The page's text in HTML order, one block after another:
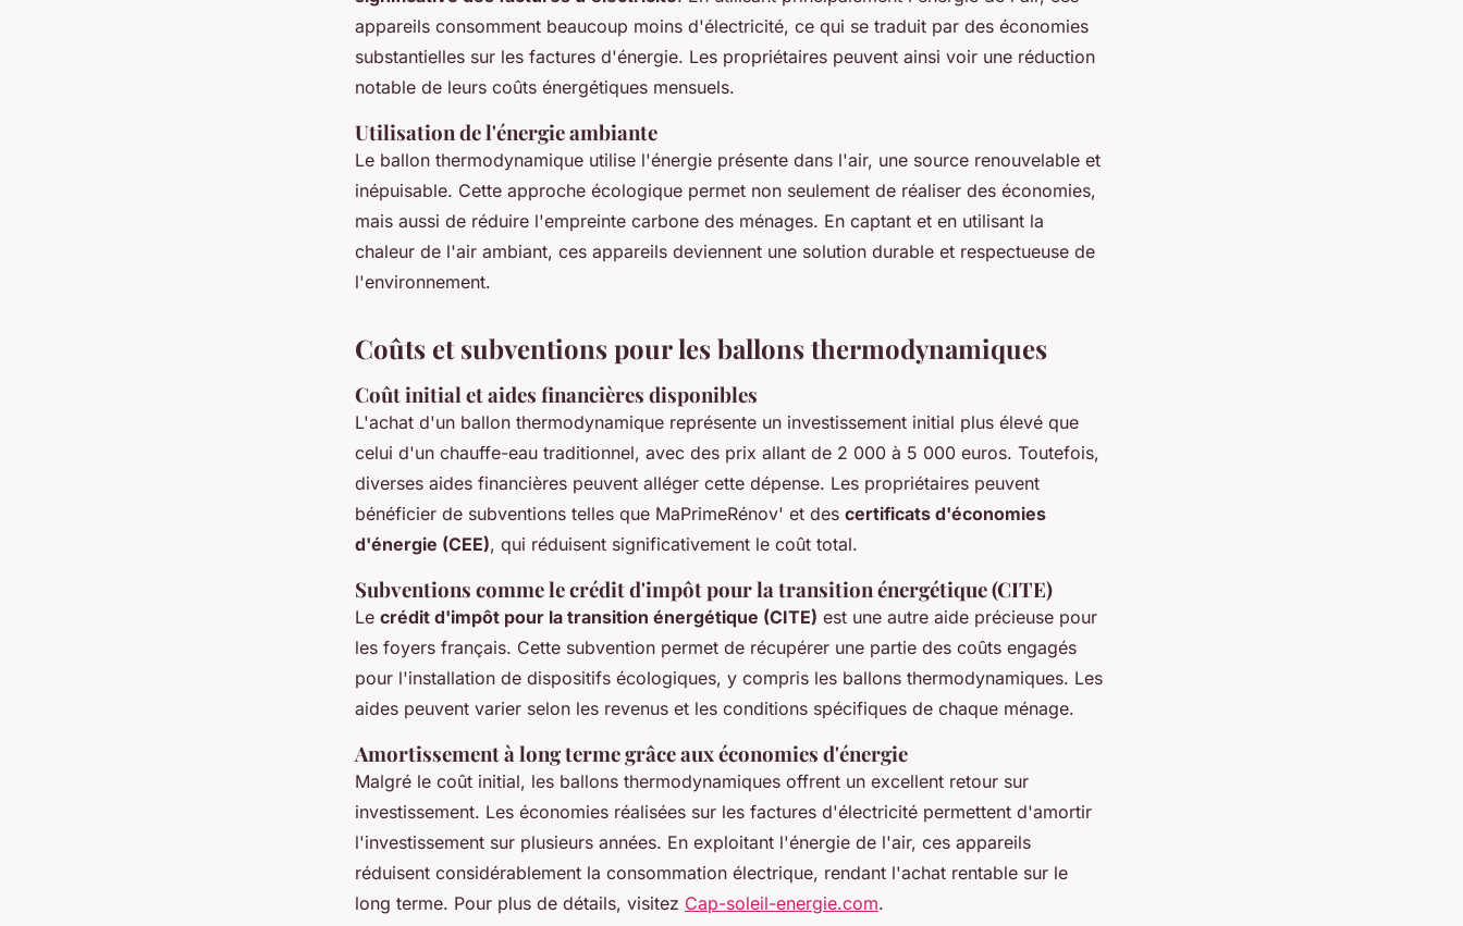
appareils consomment beaucoup moins d'électricité, ce qui se traduit par des économies
substantielles sur les factures d'énergie. Les propriétaires peuvent ainsi voir une réduction
notable de leurs coûts énergétiques mensuels.
Utilisation de l'énergie ambiante
Le ballon thermodynamique utilise l'énergie présente dans l'air, une source renouvelable et
inépuisable. Cette approche écologique permet non seulement de réaliser des économies,
mais aussi de réduire l'empreinte carbone des ménages. En captant et en utilisant la
chaleur de l'air ambiant, ces appareils deviennent une solution durable et respectueuse de
l'environnement.
Coûts et subventions pour les ballons thermodynamiques
Coût initial et aides financières disponibles
L'achat d'un ballon thermodynamique représente un investissement initial plus élevé que
celui d'un chauffe-eau traditionnel, avec des prix allant de 2 000 à 5 000 euros. Toutefois,
diverses aides financières peuvent alléger cette dépense. Les propriétaires peuvent
bénéficier de subventions telles que MaPrimeRénov' et des certificats d'économies
d'énergie (CEE), qui réduisent significativement le coût total.
Subventions comme le crédit d'impôt pour la transition énergétique (CITE)
Le crédit d'impôt pour la transition énergétique (CITE) est une autre aide précieuse pour
les foyers français. Cette subvention permet de récupérer une partie des coûts engagés
pour l'installation de dispositifs écologiques, y compris les ballons thermodynamiques. Les
aides peuvent varier selon les revenus et les conditions spécifiques de chaque ménage.
Amortissement à long terme grâce aux économies d'énergie
Malgré le coût initial, les ballons thermodynamiques offrent un excellent retour sur
investissement. Les économies réalisées sur les factures d'électricité permettent d'amortir
l'investissement sur plusieurs années. En exploitant l'énergie de l'air, ces appareils
réduisent considérablement la consommation électrique, rendant l'achat rentable sur le
long terme. Pour plus de détails, visitez Cap-soleil-energie.com.